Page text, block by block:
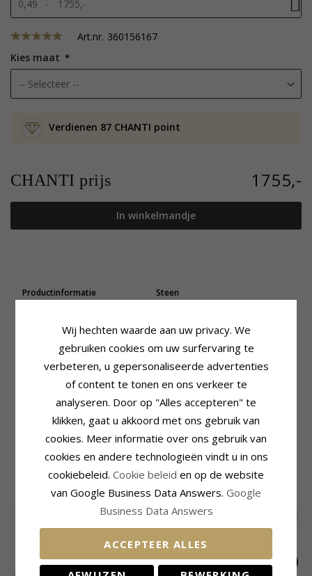
0,49 - 1755,-
Art.nr. 360156167
Kies maat
Verdienen 87 CHANTI point
CHANTI prijs 1755,-
In winkelmandje
Productinformatie
Edelmetaal: Goud
Oppervlak: Glanzend
Steen
Steen:Diamant
Diamant Kleur:Wesselton
Diamant Helderheid:Si
Breedte Bovenkant:
Breedte Onderkant:2,4 mm
Dikte Bovenkant:2,4 mm
Dikte Onderkant:1,3 mm
GERELATEERDE PRODUCTEN
Wij hechten waarde aan uw privacy. We
gebruiken cookies om uw surfervaring te
verbeteren, u gepersonaliseerde advertenties
of content te tonen en ons verkeer te
analyseren. Door op "Alles accepteren" te
klikken, gaat u akkoord met ons gebruik van
cookies. Meer informatie over ons gebruik van
cookies en andere technologieën vindt u in ons
cookiebeleid. Cookie beleid en op de website
van Google Business Data Answers. Google
Business Data Answers
ACCEPTEER ALLES